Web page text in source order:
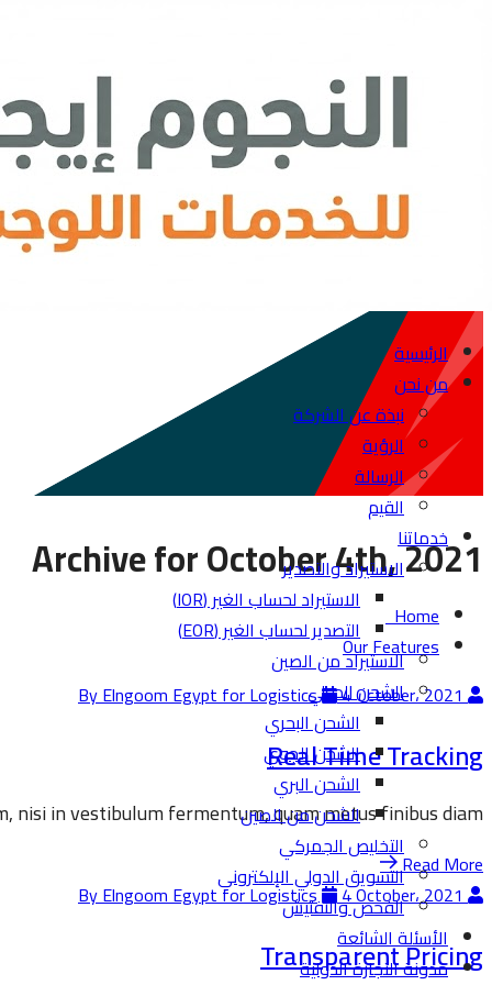
الرئيسية
من نحن
نبذة عن الشركة
الرؤية
الرسالة
القيم
خدماتنا
الاستيراد والتصدير
الاستيراد لحساب الغير (IOR)
التصدير لحساب الغير (EOR)
الاستيراد من الصين
الشحن الدولي
الشحن البحري
الشحن الجوي
الشحن البري
الشحن من الصين
التخليص الجمركي
التسويق الدولي الإلكتروني
الفحص والتفتيش
الأسئلة الشائعة
مدونة التجارة الدولية
Archive for October 4th, 2021
Home
Our Features
By Elngoom Egypt for Logistics4 October، 2021
Real Time Tracking
nisi in vestibulum fermentum, quam metus finibus diam.
Read More
By Elngoom Egypt for Logistics4 October، 2021
Transparent Pricing